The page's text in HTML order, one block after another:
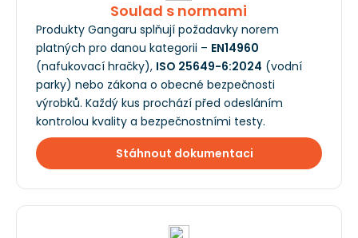
Soulad s normami
Produkty Gangaru splňují požadavky norem
platných pro danou kategorii – EN14960
(nafukovací hračky), ISO 25649-6:2024 (vodní
parky) nebo zákona o obecné bezpečnosti
výrobků. Každý kus prochází před odesláním
kontrolou kvality a bezpečnostními testy.
Stáhnout dokumentaci